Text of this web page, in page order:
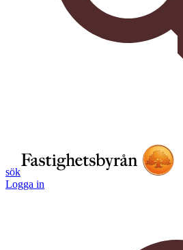
sök
Logga in